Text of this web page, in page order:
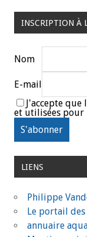
INSCRIPTION À
Nom
E-mail
J'accepte que
et utilisées pour
LIENS
Philippe
Le portail
annuaire